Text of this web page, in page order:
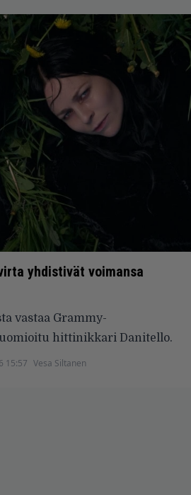
yhdistivät voimansa
vastaa Grammy-
hittinikkari Danitello.
15:57 Vesa Siltanen